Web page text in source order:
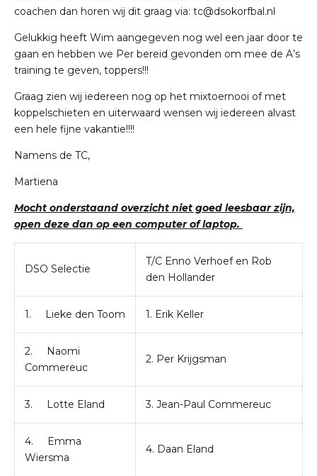
coachen dan horen wij dit graag via: tc@dsokorfbal.nl
Gelukkig heeft Wim aangegeven nog wel een jaar door te
gaan en hebben we Per bereid gevonden om mee de A’s
training te geven, toppers!!!
Graag zien wij iedereen nog op het mixtoernooi of met
koppelschieten en uiterwaard wensen wij iedereen alvast
een hele fijne vakantie!!!!
Namens de TC,
Martiena
Mocht onderstaand overzicht niet goed leesbaar zijn,
open deze dan op een computer of laptop.
DSO Selectie
T/C Enno Verhoef en Rob
den Hollander
1. Lieke den Toom 1. Erik Keller
2. Naomi
Commereuc
2. Per Krijgsman
3. Lotte Eland 3. Jean-Paul Commereuc
4. Emma
Wiersma
4. Daan Eland